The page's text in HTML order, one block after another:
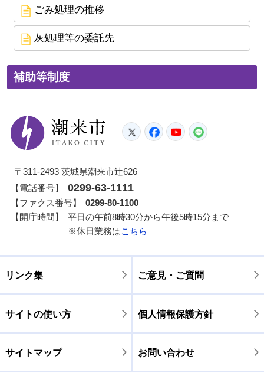
ごみ処理の推移
灰処理等の委託先
補助等制度
潮来市
TwitterFacebook
YouTube
〒311-2493 茨城県潮来市辻626
【電話番号】
0299-63-1111
【ファクス番号】
0299-80-1100
【開庁時間】
平日の午前8時30分から午後5時15分まで
※休日業務はこちら
リンク集 ご意見・ご質問
サイトの使い方 個人情報保護方針
サイトマップ お問い合わせ